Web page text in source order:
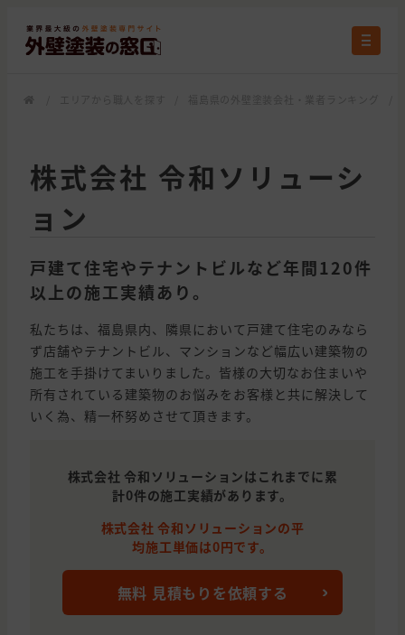
株式会社 令和ソリューシ
ョン
戸建て住宅やテナントビルなど年間120件
以上の施工実績あり。
私たちは、福島県内、隣県において戸建て住宅のみなら
ず店舗やテナントビル、マンションなど幅広い建築物の
施工を手掛けてまいりました。皆様の大切なお住まいや
所有されている建築物のお悩みをお客様と共に解決して
いく為、精一杯努めさせて頂きます。
株式会社 令和ソリューションはこれまでに累
計0件の施工実績があります。
株式会社 令和ソリューションの平
均施工単価は0円です。
無料 見積もりを依頼する